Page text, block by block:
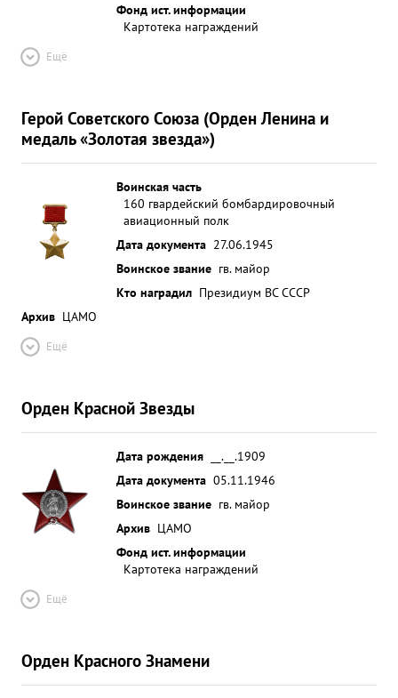
Фонд ист. информации
Картотека награждений
Ещё
Герой Советского Союза (Орден Ленина и
медаль «Золотая звезда»)
Воинская часть
160 гвардейский бомбардировочный
авиационный полк
Дата документа 27.06.1945
Воинское звание гв. майор
Кто наградил Президиум ВС СССР
Архив ЦАМО
Ещё
Орден Красной Звезды
Дата рождения
__.__.1909
Дата документа 05.11.1946
Воинское звание гв. майор
Архив ЦАМО
Фонд ист. информации
Картотека награждений
Ещё
Орден Красного Знамени